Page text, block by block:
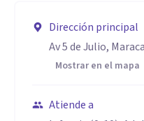
Dirección principal
Av 5 de Julio,
Mostrar en el mapa
Atiende a